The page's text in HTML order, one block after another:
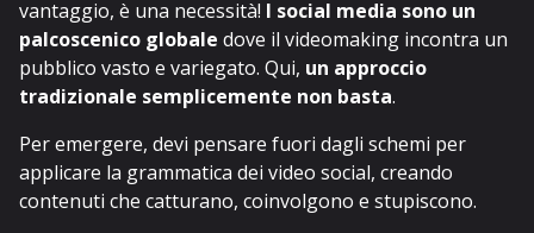
vantaggio, è una necessità! I social media sono un
palcoscenico globale dove il videomaking incontra un
pubblico vasto e variegato. Qui, un approccio
tradizionale semplicemente non basta.
Per emergere, devi pensare fuori dagli schemi per
applicare la grammatica dei video social, creando
contenuti che catturano, coinvolgono e stupiscono.